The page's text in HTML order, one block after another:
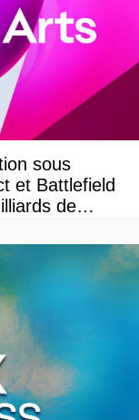
sous
et Battlefield
de